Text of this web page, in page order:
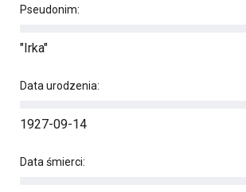
Pseudonim:
"Irka"
Data urodzenia:
1927-09-14
Data śmierci: